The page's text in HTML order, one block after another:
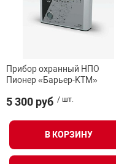
Прибор охранный НПО
Пионер «Барьер-KTM»
5 300 руб / шт.
В КОРЗИНУ